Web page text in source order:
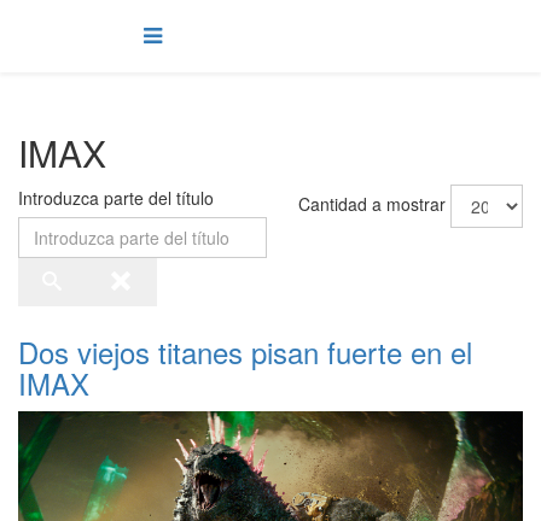
IMAX
Introduzca parte del título Cantidad a mostrar
Dos viejos titanes pisan fuerte en el
IMAX